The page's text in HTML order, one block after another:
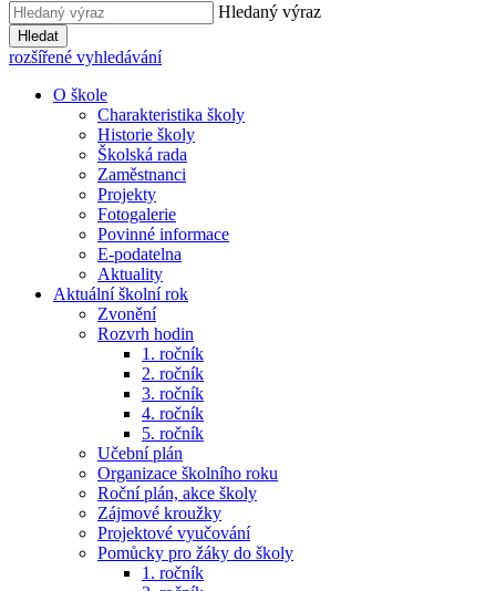
Hledaný výraz
Hledat
rozšířené vyhledávání
O škole
Charakteristika školy
Historie školy
Školská rada
Zaměstnanci
Projekty
Fotogalerie
Povinné informace
E-podatelna
Aktuality
Aktuální školní rok
Zvonění
Rozvrh hodin
1. ročník
2. ročník
3. ročník
4. ročník
5. ročník
Učební plán
Organizace školního roku
Roční plán, akce školy
Zájmové kroužky
Projektové vyučování
Pomůcky pro žáky do školy
1. ročník